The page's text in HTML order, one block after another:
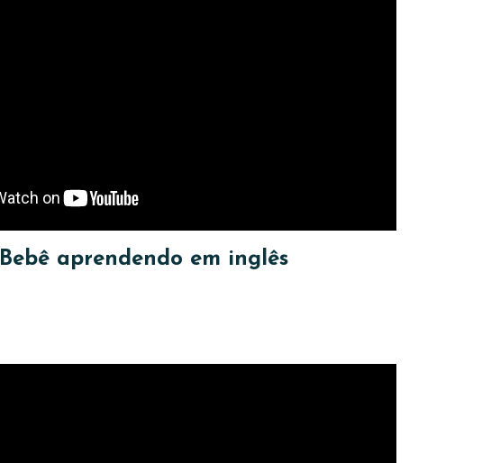
Bebê aprendendo em inglês